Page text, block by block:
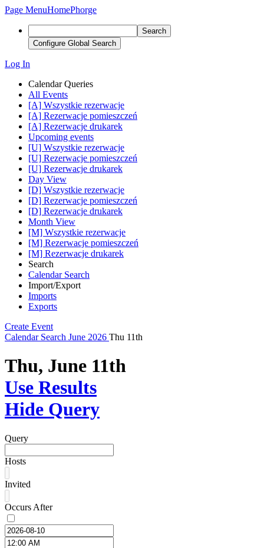
Page MenuHomePhorge
Search
Configure Global Search
Log In
Calendar Queries
All Events
[A] Wszystkie rezerwacje
[A] Rezerwacje pomieszczeń
[A] Rezerwacje drukarek
Upcoming events
[U] Wszystkie rezerwacje
[U] Rezerwacje pomieszczeń
[U] Rezerwacje drukarek
Day View
[D] Wszystkie rezerwacje
[D] Rezerwacje pomieszczeń
[D] Rezerwacje drukarek
Month View
[M] Wszystkie rezerwacje
[M] Rezerwacje pomieszczeń
[M] Rezerwacje drukarek
Search
Calendar Search
Import/Export
Imports
Exports
Create Event
Calendar Search June 2026 Thu 11th
Thu, June 11th
Use Results
Hide Query
Query
Hosts
Invited
Occurs After